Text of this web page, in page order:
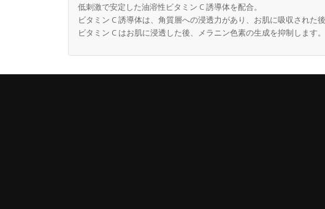
低刺激で安定した油溶性ビタミン C 誘導体を配合。
ビタミン C 誘導体は、角質層への浸透力があり、お肌に吸収された
ビタミン C はお肌に浸透した後、メラニン色素の生成を抑制します。